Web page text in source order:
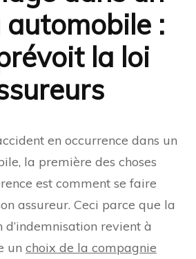
:
la loi
en occurrence dans un
la première des choses
est comment se faire
assureur. Ceci parce que la
revient à
un choix de la compagnie